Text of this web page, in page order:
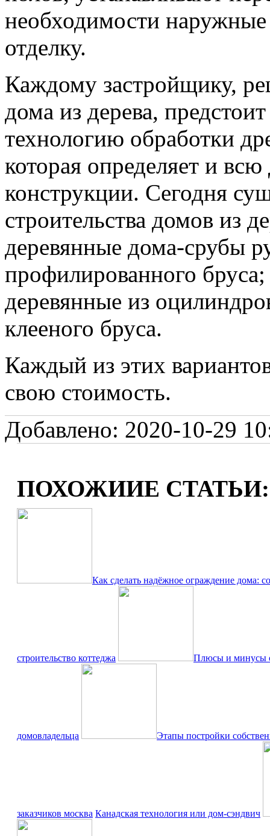
необходимости
отделку.
Каждому застройщику,
дома из дерева,
технологию обработки
которая определяет и
конструкции. Сегодня
строительства домов из
деревянные дома-срубы
профилированного
деревянные из
клееного бруса.
Каждый из этих
свою стоимость.
Добавлено: 2020-10-29
ПОХОЖИИЕ СТАТЬИ:
Как сделать надёжное ограждение дома:
строительство коттеджа Плюсы и минусы
домовладельца Этапы постройки
заказчиков москва Канадская технология или дом-сэндвич